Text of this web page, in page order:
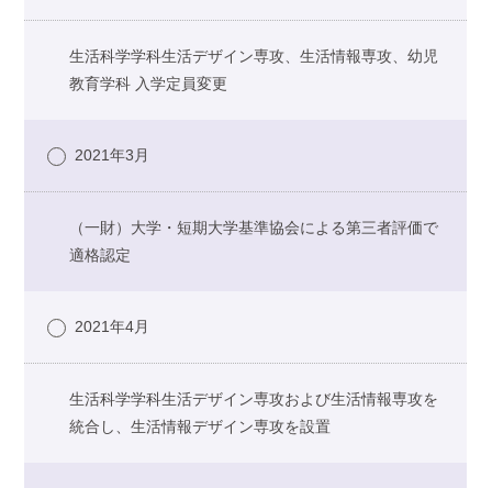
生活科学学科生活デザイン専攻、生活情報専攻、幼児
教育学科 入学定員変更
2021年3月
（一財）大学・短期大学基準協会による第三者評価で
適格認定
2021年4月
生活科学学科生活デザイン専攻および生活情報専攻を
統合し、生活情報デザイン専攻を設置